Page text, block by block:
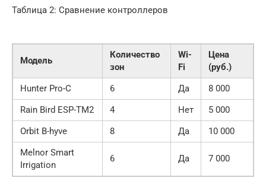
Таблица 2: Сравнение контроллеров
Модель
Количество
зон
Wi-
Fi
Цена
(руб.)
Hunter Pro-C
6 Да
8 000
Rain Bird ESP-TM2
4 Нет
5 000
Orbit B-hyve
8 Да
10 000
Melnor Smart
Irrigation
6 Да 7 000